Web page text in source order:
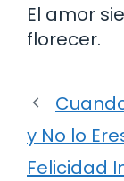
El amor
florecer.
y No lo
Felicidad